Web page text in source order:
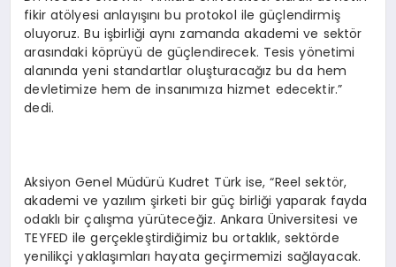
fikir atölyesi anlayışını bu protokol ile güçlendirmiş
oluyoruz. Bu işbirliği aynı zamanda akademi ve sektör
arasındaki köprüyü de güçlendirecek. Tesis yönetimi
alanında yeni standartlar oluşturacağız bu da hem
devletimize hem de insanımıza hizmet edecektir.”
dedi.
Aksiyon Genel Müdürü Kudret Türk ise, “Reel sektör,
akademi ve yazılım şirketi bir güç birliği yaparak fayda
odaklı bir çalışma yürüteceğiz. Ankara Üniversitesi ve
TEYFED ile gerçekleştirdiğimiz bu ortaklık, sektörde
yenilikçi yaklaşımları hayata geçirmemizi sağlayacak.